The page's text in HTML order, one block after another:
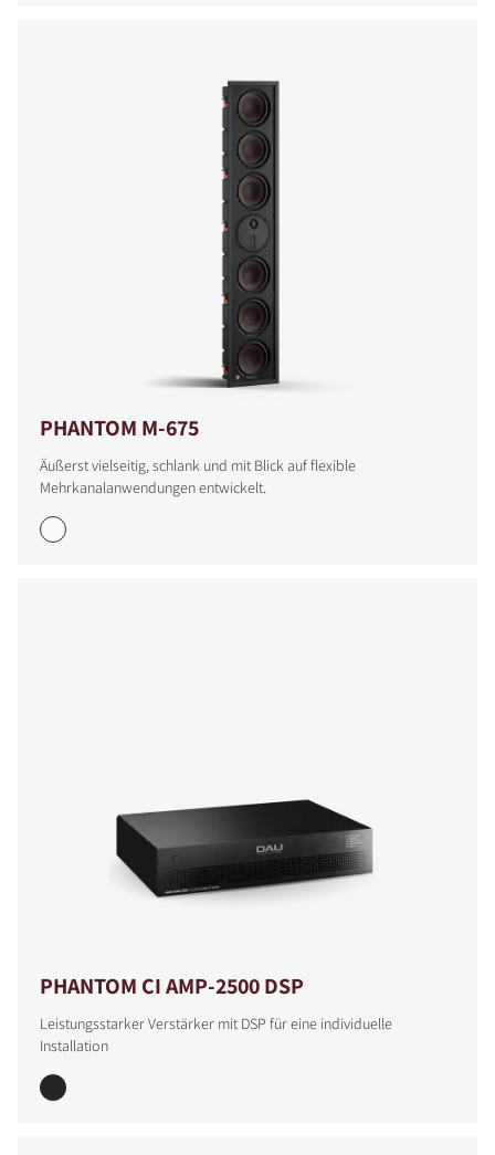
PHANTOM M-675
Äußerst vielseitig, schlank und mit Blick auf flexible
Mehrkanalanwendungen entwickelt.
PHANTOM CI AMP-2500 DSP
Leistungsstarker Verstärker mit DSP für eine individuelle
Installation
PRODUKTE VERGLEICHEN